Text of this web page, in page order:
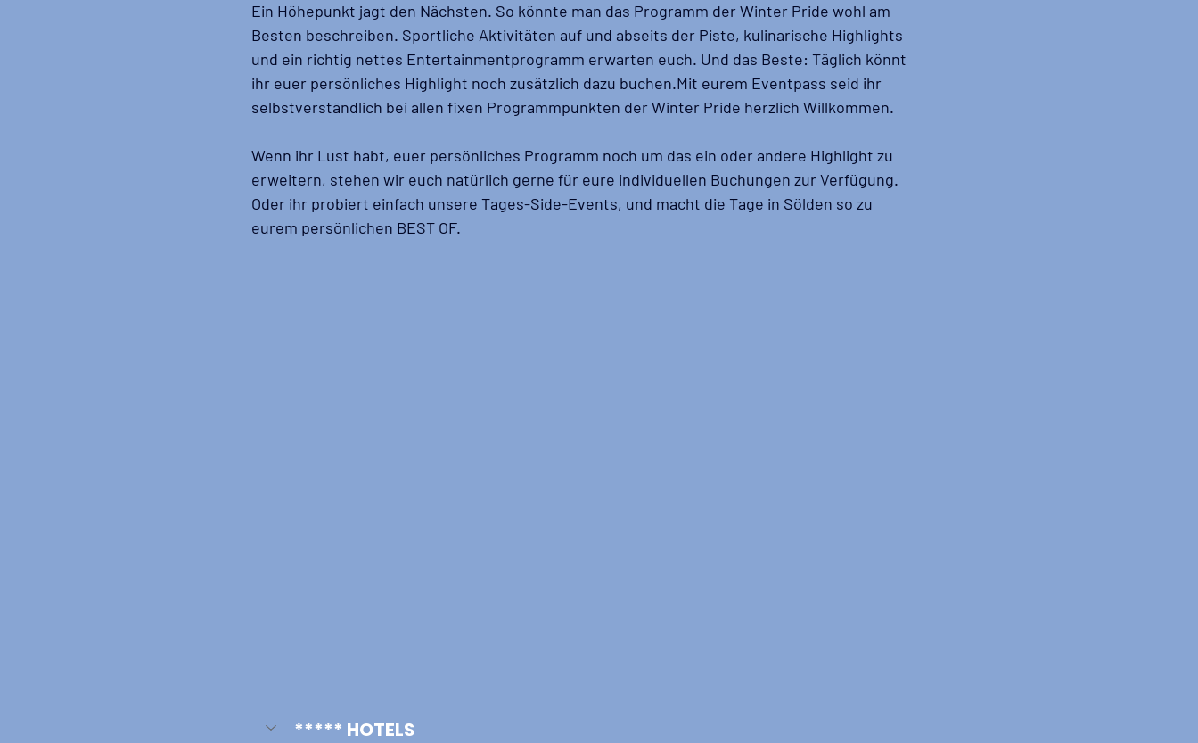
Ein Höhepunkt jagt den Nächsten. So könnte man das Programm der Winter Pride wohl am
Besten beschreiben. Sportliche Aktivitäten auf und abseits der Piste, kulinarische Highlights
und ein richtig nettes Entertainmentprogramm erwarten euch. Und das Beste: Täglich könnt
ihr euer persönliches Highlight noch zusätzlich dazu buchen.Mit eurem Eventpass seid ihr
selbstverständlich bei allen fixen Programmpunkten der Winter Pride herzlich Willkommen.
Wenn ihr Lust habt, euer persönliches Programm noch um das ein oder andere Highlight zu
erweitern, stehen wir euch natürlich gerne für eure individuellen Buchungen zur Verfügung.
Oder ihr probiert einfach unsere Tages-Side-Events, und macht die Tage in Sölden so zu
eurem persönlichen BEST OF.
***** HOTELS